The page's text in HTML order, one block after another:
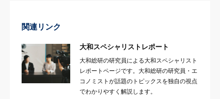
関連リンク
大和スペシャリストレポート
大和総研の研究員による大和スペシャリスト
レポートページです。大和総研の研究員・エ
コノミストが話題のトピックスを独自の視点
でわかりやすく解説します。